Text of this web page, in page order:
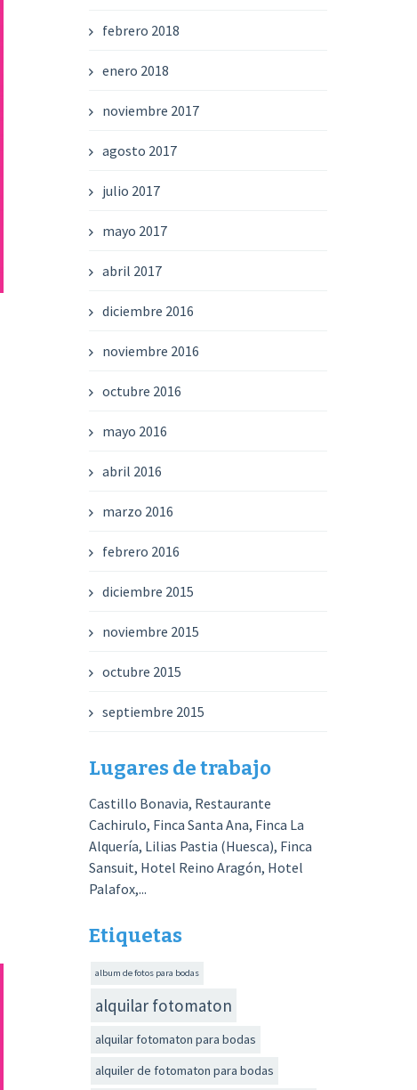
febrero 2018
enero 2018
noviembre 2017
agosto 2017
julio 2017
mayo 2017
abril 2017
diciembre 2016
noviembre 2016
octubre 2016
mayo 2016
abril 2016
marzo 2016
febrero 2016
diciembre 2015
noviembre 2015
octubre 2015
septiembre 2015
Lugares de trabajo
Castillo Bonavia, Restaurante
Cachirulo, Finca Santa Ana, Finca La
Alquería, Lilias Pastia (Huesca), Finca
Sansuit, Hotel Reino Aragón, Hotel
Palafox,...
Etiquetas
album de fotos para bodas
alquilar fotomaton
alquilar fotomaton para bodas
alquiler de fotomaton para bodas